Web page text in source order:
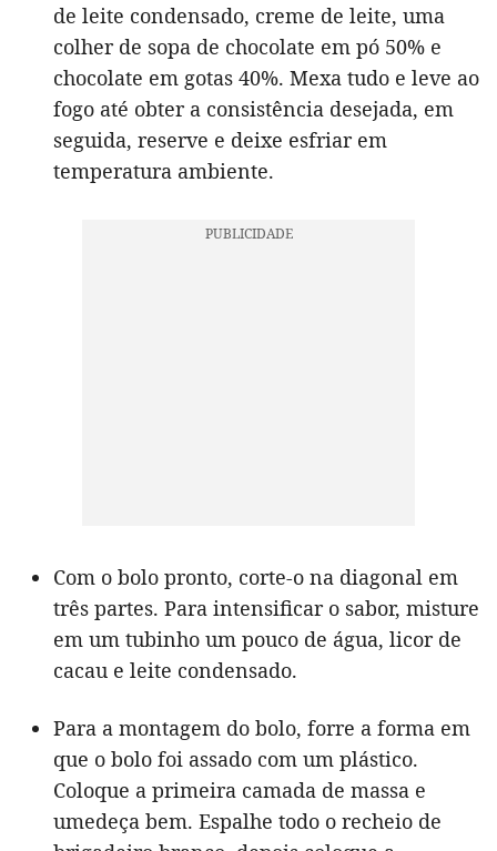
de leite condensado, creme de leite, uma
colher de sopa de chocolate em pó 50% e
chocolate em gotas 40%. Mexa tudo e leve ao
fogo até obter a consistência desejada, em
seguida, reserve e deixe esfriar em
temperatura ambiente.
Com o bolo pronto, corte-o na diagonal em
três partes. Para intensificar o sabor, misture
em um tubinho um pouco de água, licor de
cacau e leite condensado.
Para a montagem do bolo, forre a forma em
que o bolo foi assado com um plástico.
Coloque a primeira camada de massa e
umedeça bem. Espalhe todo o recheio de